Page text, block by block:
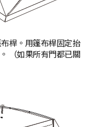
桿。用篷布桿固定抬
（如果所有門都已關